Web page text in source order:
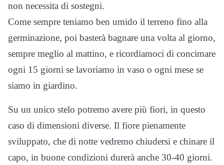
non necessita di sostegni.
Come sempre teniamo ben umido il terreno fino alla
germinazione, poi basterà bagnare una volta al giorno,
sempre meglio al mattino, e ricordiamoci di concimare
ogni 15 giorni se lavoriamo in vaso o ogni mese se
siamo in giardino.
Su un unico stelo potremo avere più fiori, in questo
caso di dimensioni diverse. Il fiore pienamente
sviluppato, che di notte vedremo chiudersi e chinare il
capo, in buone condizioni durerà anche 30-40 giorni.